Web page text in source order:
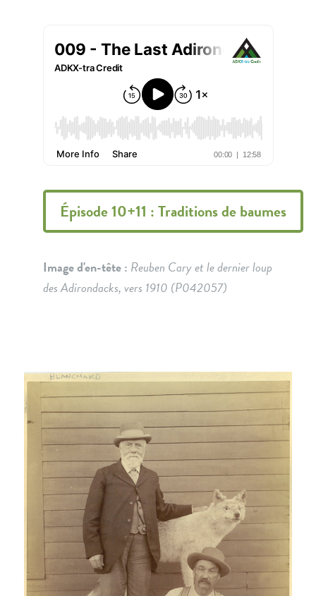
Épisode 10+11 : Traditions de baumes
Image d'en-tête : Reuben Cary et le dernier loup
des Adirondacks, vers 1910 (P042057)